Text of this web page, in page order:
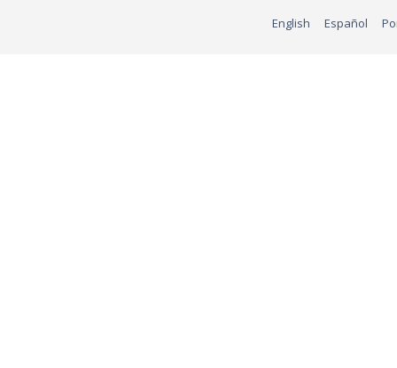
English Español